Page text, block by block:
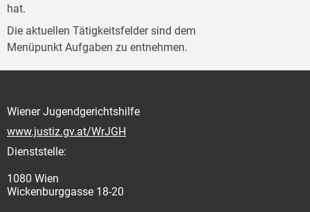
hat.
Die aktuellen Tätigkeitsfelder sind dem
Menüpunkt Aufgaben zu entnehmen.
Wiener Jugendgerichtshilfe
www.justiz.gv.at/WrJGH
Dienststelle:
1080 Wien
Wickenburggasse 18-20